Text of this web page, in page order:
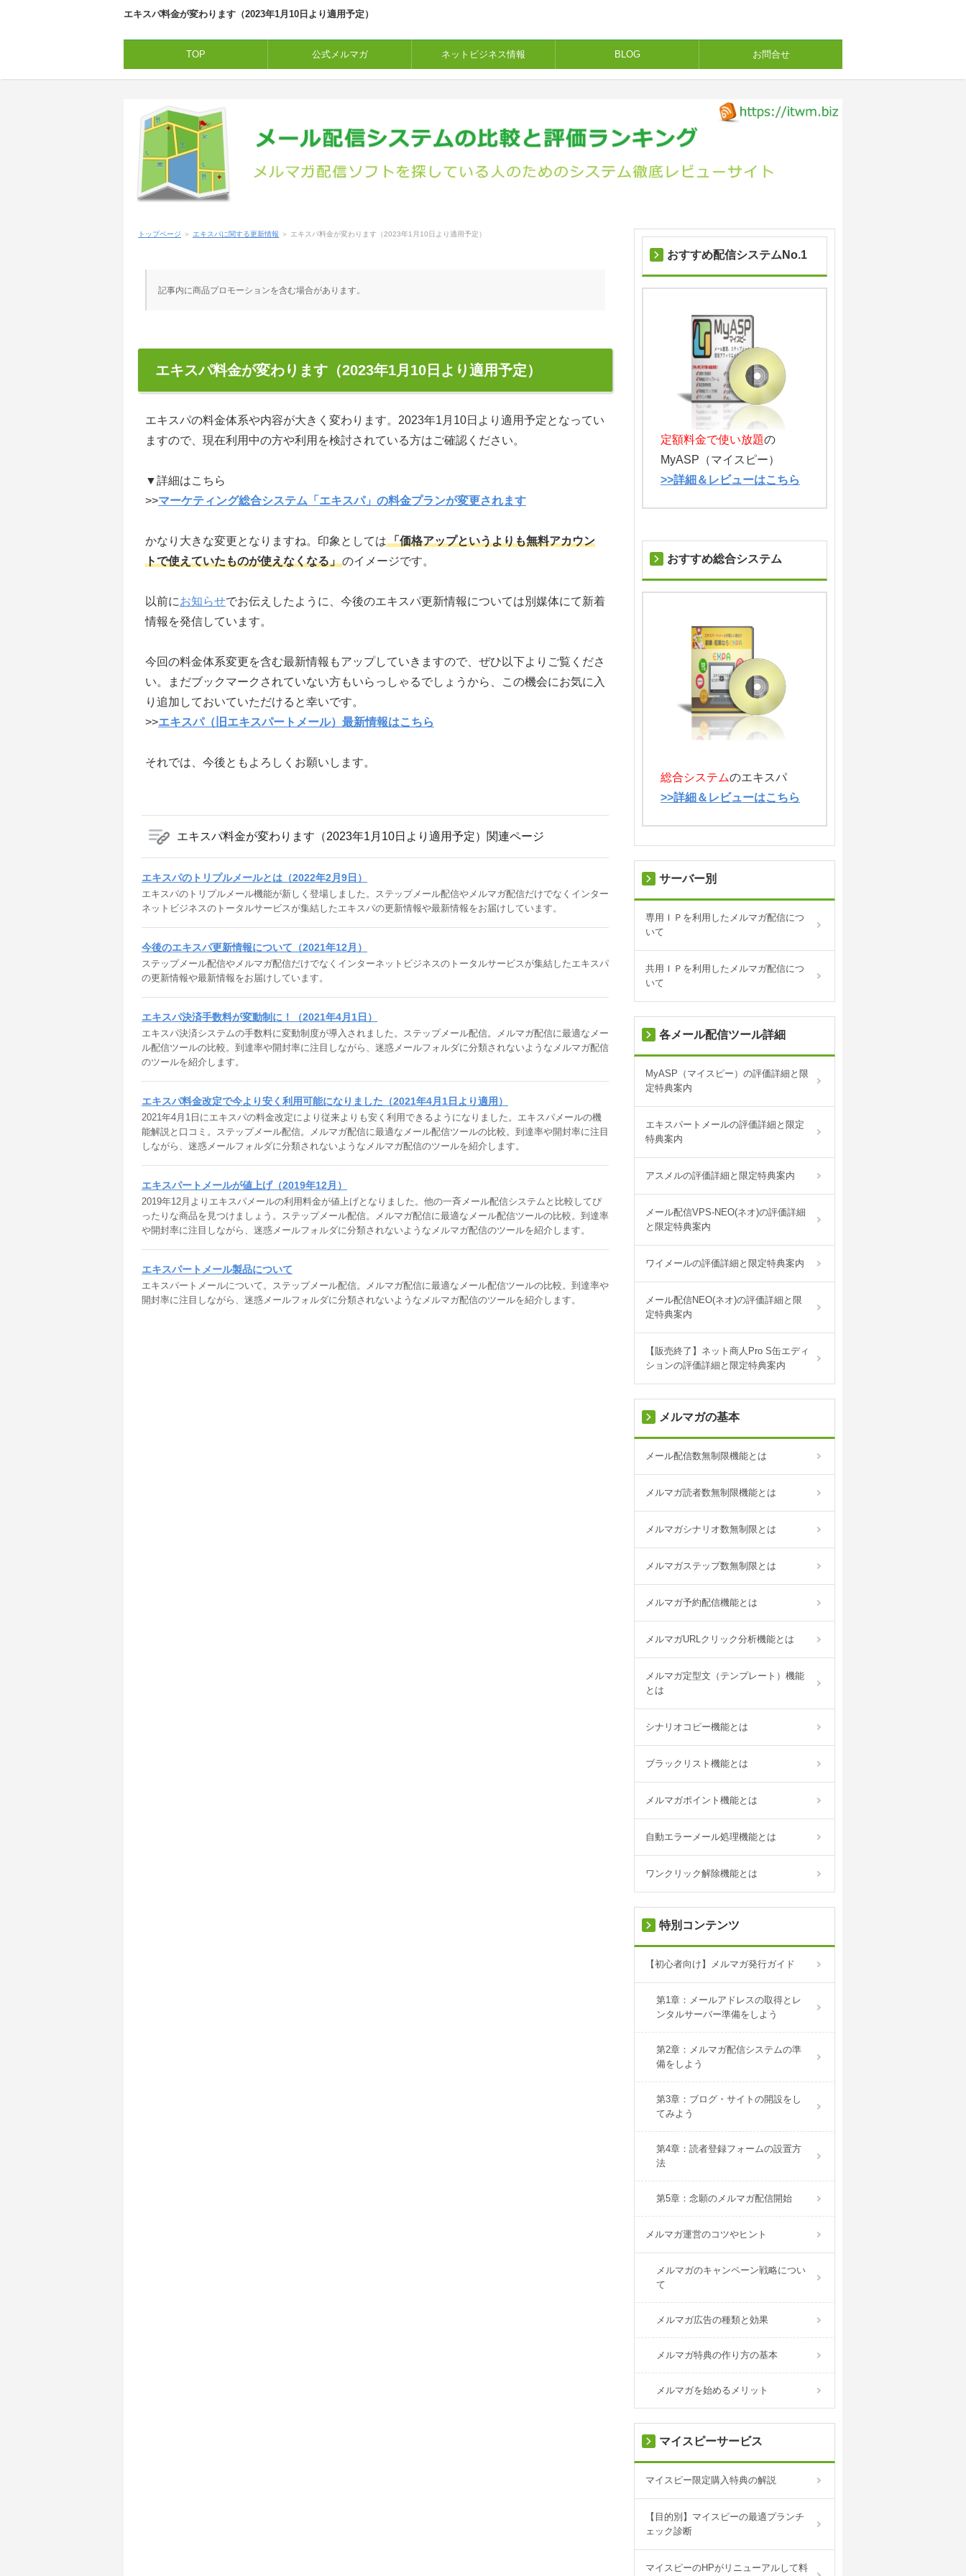
エキスパ料金が変わります（2023年1月10日より適用予定）
TOP 公式メルマガ ネットビジネス情報 BLOG お問合せ
トップページ ＞ エキスパに関する更新情報 ＞ エキスパ料金が変わります（2023年1月10日より適用予定）
記事内に商品プロモーションを含む場合があります。
エキスパ料金が変わります（2023年1月10日より適用予定）
エキスパの料金体系や内容が大きく変わります。2023年1月10日より適用予定となってい
ますので、現在利用中の方や利用を検討されている方はご確認ください。
▼詳細はこちら
>>マーケティング総合システム「エキスパ」の料金プランが変更されます
かなり大きな変更となりますね。印象としては「価格アップというよりも無料アカウン
トで使えていたものが使えなくなる」のイメージです。
以前にお知らせでお伝えしたように、今後のエキスパ更新情報については別媒体にて新着
情報を発信しています。
今回の料金体系変更を含む最新情報もアップしていきますので、ぜひ以下よりご覧くださ
い。まだブックマークされていない方もいらっしゃるでしょうから、この機会にお気に入
り追加しておいていただけると幸いです。
>>エキスパ（旧エキスパートメール）最新情報はこちら
それでは、今後ともよろしくお願いします。
エキスパ料金が変わります（2023年1月10日より適用予定）関連ページ
エキスパのトリプルメールとは（2022年2月9日）
エキスパのトリプルメール機能が新しく登場しました。ステップメール配信やメルマガ配信だけでなくインター
ネットビジネスのトータルサービスが集結したエキスパの更新情報や最新情報をお届けしています。
今後のエキスパ更新情報について（2021年12月）
ステップメール配信やメルマガ配信だけでなくインターネットビジネスのトータルサービスが集結したエキスパ
の更新情報や最新情報をお届けしています。
エキスパ決済手数料が変動制に！（2021年4月1日）
エキスパ決済システムの手数料に変動制度が導入されました。ステップメール配信。メルマガ配信に最適なメー
ル配信ツールの比較。到達率や開封率に注目しながら、迷惑メールフォルダに分類されないようなメルマガ配信
のツールを紹介します。
エキスパ料金改定で今より安く利用可能になりました（2021年4月1日より適用）
2021年4月1日にエキスパの料金改定により従来よりも安く利用できるようになりました。エキスパメールの機
能解説と口コミ。ステップメール配信。メルマガ配信に最適なメール配信ツールの比較。到達率や開封率に注目
しながら、迷惑メールフォルダに分類されないようなメルマガ配信のツールを紹介します。
エキスパートメールが値上げ（2019年12月）
2019年12月よりエキスパメールの利用料金が値上げとなりました。他の一斉メール配信システムと比較してぴ
ったりな商品を見つけましょう。ステップメール配信。メルマガ配信に最適なメール配信ツールの比較。到達率
や開封率に注目しながら、迷惑メールフォルダに分類されないようなメルマガ配信のツールを紹介します。
エキスパートメール製品について
エキスパートメールについて。ステップメール配信。メルマガ配信に最適なメール配信ツールの比較。到達率や
開封率に注目しながら、迷惑メールフォルダに分類されないようなメルマガ配信のツールを紹介します。
おすすめ配信システムNo.1
定額料金で使い放題の
MyASP（マイスピー）
>>詳細＆レビューはこちら
おすすめ総合システム
総合システムのエキスパ
>>詳細＆レビューはこちら
サーバー別
専用ＩＰを利用したメルマガ配信につ
いて
共用ＩＰを利用したメルマガ配信につ
いて
各メール配信ツール詳細
MyASP（マイスピー）の評価詳細と限
定特典案内
エキスパートメールの評価詳細と限定
特典案内
アスメルの評価詳細と限定特典案内
メール配信VPS-NEO(ネオ)の評価詳細
と限定特典案内
ワイメールの評価詳細と限定特典案内
メール配信NEO(ネオ)の評価詳細と限
定特典案内
【販売終了】ネット商人Pro S缶エディ
ションの評価詳細と限定特典案内
メルマガの基本
メール配信数無制限機能とは
メルマガ読者数無制限機能とは
メルマガシナリオ数無制限とは
メルマガステップ数無制限とは
メルマガ予約配信機能とは
メルマガURLクリック分析機能とは
メルマガ定型文（テンプレート）機能
とは
シナリオコピー機能とは
ブラックリスト機能とは
メルマガポイント機能とは
自動エラーメール処理機能とは
ワンクリック解除機能とは
特別コンテンツ
【初心者向け】メルマガ発行ガイド
第1章：メールアドレスの取得とレ
ンタルサーバー準備をしよう
第2章：メルマガ配信システムの準
備をしよう
第3章：ブログ・サイトの開設をし
てみよう
第4章：読者登録フォームの設置方
法
第5章：念願のメルマガ配信開始
メルマガ運営のコツやヒント
メルマガのキャンペーン戦略につい
て
メルマガ広告の種類と効果
メルマガ特典の作り方の基本
メルマガを始めるメリット
マイスピーサービス
マイスピー限定購入特典の解説
【目的別】マイスピーの最適プランチ
ェック診断
マイスピーのHPがリニューアルして料